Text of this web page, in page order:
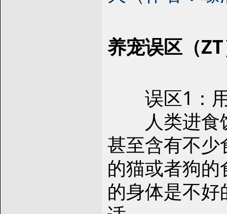
养宠误区（
误区1：
人类进食饭
甚至含有不
的猫或者狗
的身体是不